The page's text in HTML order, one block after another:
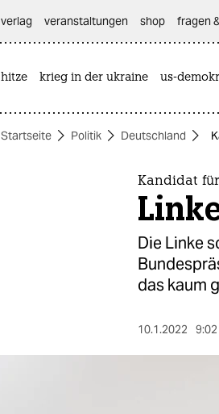
themen
verlag
veranstaltungen shop fragen
hitze krieg in der ukraine us-
Startseite Politik Deutschland
Kandidat
Die Linke
das kaum
10.1.2022